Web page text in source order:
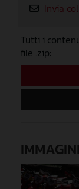
Invia
Tutti i
file .zip: